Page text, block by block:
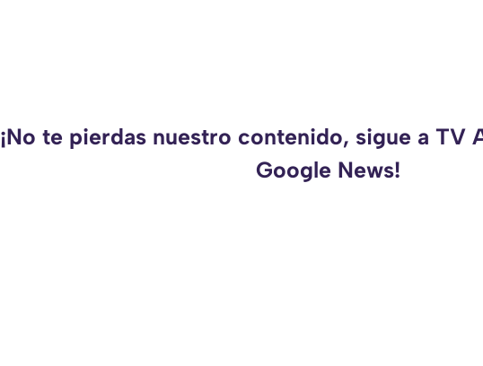
¡No te pierdas nuestro contenido, sigue a TV
Google News!